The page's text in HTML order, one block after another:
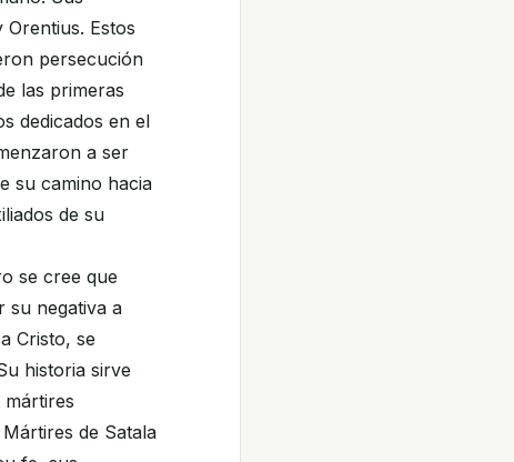
Estos
persecución
las primeras
dedicados en el
a ser
su camino hacia
de su
se cree que
su negativa a
Cristo, se
historia sirve
de Satala